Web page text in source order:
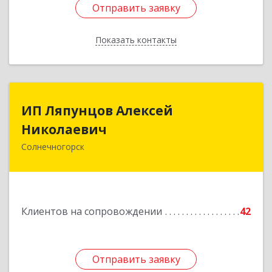
Отправить заявку
Показать контакты
Отправить заявку
Назад
ИП Ляпунцов Алексей
Николаевич
Солнечногорск
Клиентов на сопровождении 42
Отправить заявку
ИП Ляпунцов Алексей
Николаевич
Отправить заявку